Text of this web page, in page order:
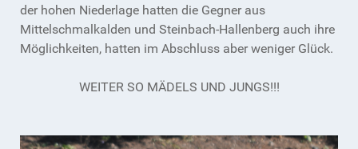
der hohen Niederlage hatten die Gegner aus
Mittelschmalkalden und Steinbach-Hallenberg auch ihre
Möglichkeiten, hatten im Abschluss aber weniger Glück.
WEITER SO MÄDELS UND JUNGS!!!